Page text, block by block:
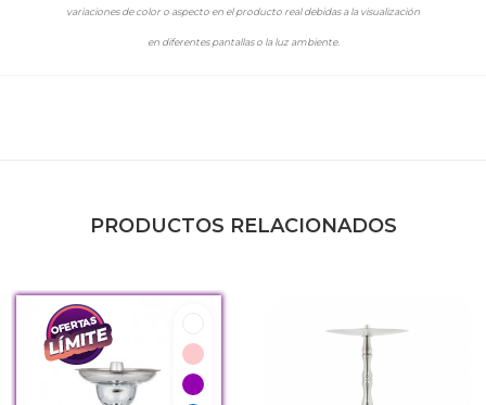
variaciones de color o aspecto en el producto real debidas a la visualización
en diferentes pantallas o la luz ambiente.
PRODUCTOS RELACIONADOS
Rosa
Morado